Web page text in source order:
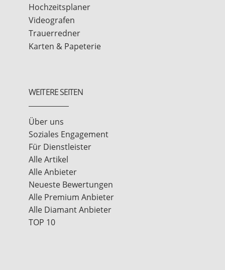
Hochzeitsplaner
Videografen
Trauerredner
Karten & Papeterie
WEITERE SEITEN
Über uns
Soziales Engagement
Für Dienstleister
Alle Artikel
Alle Anbieter
Neueste Bewertungen
Alle Premium Anbieter
Alle Diamant Anbieter
TOP 10